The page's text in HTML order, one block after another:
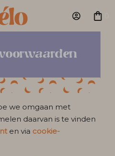
we omgaan met
daarvan is te vinden
en via cookie-